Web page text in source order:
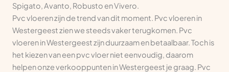
Spigato, Avanto, Robusto en Vivero.
Pvc vloeren zijn de trend van dit moment. Pvc vloeren in
Westergeest zien we steeds vaker terugkomen. Pvc
vloeren in Westergeest zijn duurzaam en betaalbaar. Toch is
het kiezen van een pvc vloer niet eenvoudig, daarom
helpen onze verkooppunten in Westergeest je graag. Pvc